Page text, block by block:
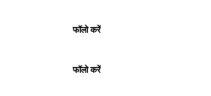
फॉलो करें
फॉलो करें